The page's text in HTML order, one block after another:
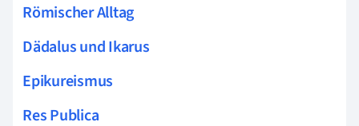
Römischer Alltag
Dädalus und Ikarus
Epikureismus
Res Publica